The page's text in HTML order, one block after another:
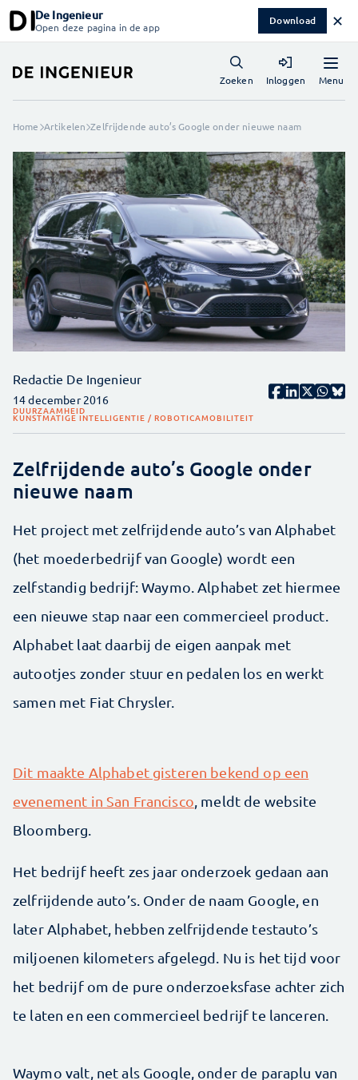
De Ingenieur
Open deze pagina in de app Download ✕
Menu
Zoeken Inloggen
Home Artikelen Zelfrijdende auto’s Google onder nieuwe naam
Redactie De Ingenieur
14 december 2016
DUURZAAMHEID
KUNSTMATIGE INTELLIGENTIE / ROBOTICAMOBILITEIT
Zelfrijdende auto’s Google onder
nieuwe naam
Het project met zelfrijdende auto’s van Alphabet
(het moederbedrijf van Google) wordt een
zelfstandig bedrijf: Waymo. Alphabet zet hiermee
een nieuwe stap naar een commercieel product.
Alphabet laat daarbij de eigen aanpak met
autootjes zonder stuur en pedalen los en werkt
samen met Fiat Chrysler.
Dit maakte Alphabet gisteren bekend op een
evenement in San Francisco , meldt de website
Bloomberg.
Het bedrijf heeft zes jaar onderzoek gedaan aan
zelfrijdende auto’s. Onder de naam Google, en
later Alphabet, hebben zelfrijdende testauto’s
miljoenen kilometers afgelegd. Nu is het tijd voor
het bedrijf om de pure onderzoeksfase achter zich
te laten en een commercieel bedrijf te lanceren.
Waymo valt, net als Google, onder de paraplu van